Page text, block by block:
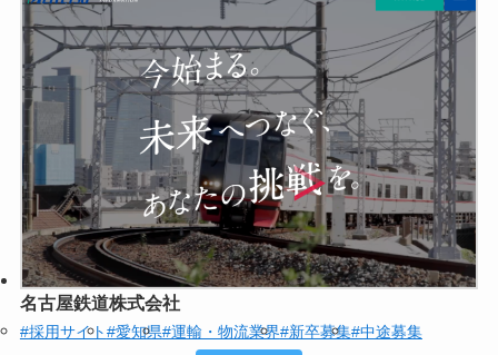
名古屋鉄道株式会社
#採用サイト#愛知県#運輸・物流業界#新卒募集#中途募集